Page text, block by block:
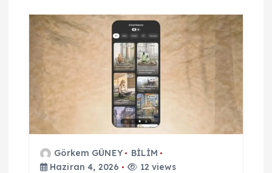
Görkem GÜNEY
BİLİM
Haziran 4, 2026
12 views